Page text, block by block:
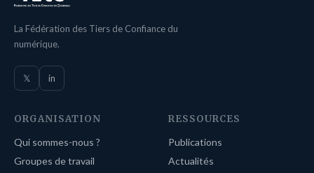
La Fédération des Tiers de Confiance du
numérique.
𝕏 in
ORGANISATION
Qui sommes-nous ?
Groupes de travail
RESSOURCES
Publications
Actualités